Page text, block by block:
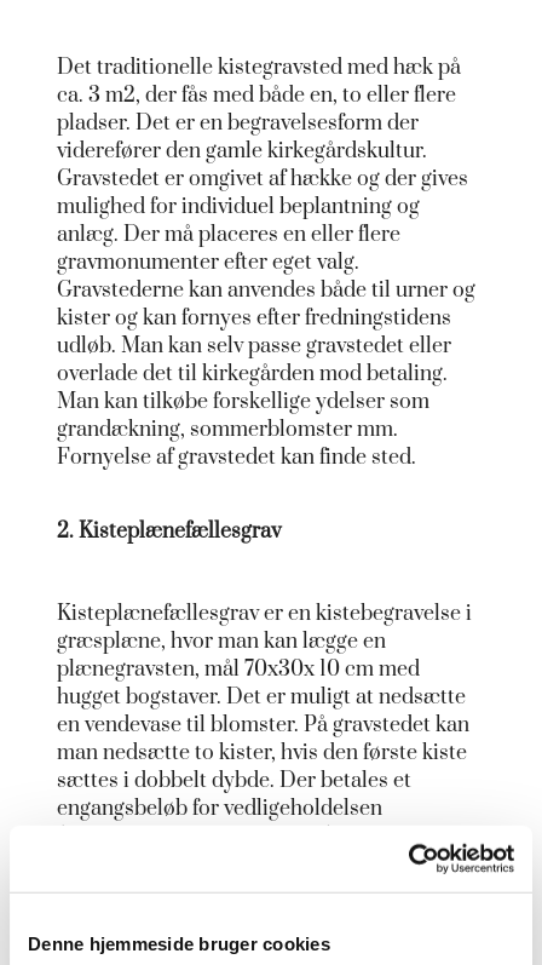
Denne hjemmeside bruger cookies
Det traditionelle kistegravsted med hæk på
ca. 3 m2, der fås med både en, to eller flere
pladser. Det er en begravelsesform der
viderefører den gamle kirkegårdskultur.
Gravstedet er omgivet af hække og der gives
mulighed for individuel beplantning og
anlæg. Der må placeres en eller flere
gravmonumenter efter eget valg.
Gravstederne kan anvendes både til urner og
kister og kan fornyes efter fredningstidens
udløb. Man kan selv passe gravstedet eller
overlade det til kirkegården mod betaling.
Man kan tilkøbe forskellige ydelser som
grandækning, sommerblomster mm.
Fornyelse af gravstedet kan finde sted.
2. Kisteplænefællesgrav
Kisteplænefællesgrav er en kistebegravelse i
græsplæne, hvor man kan lægge en
plænegravsten, mål 70x30x 10 cm med
hugget bogstaver. Det er muligt at nedsætte
en vendevase til blomster. På gravstedet kan
man nedsætte to kister, hvis den første kiste
sættes i dobbelt dybde. Der betales et
engangsbeløb for vedligeholdelsen
erhvervelsen på hele fredningstiden. Man kan
godt nedsætte en urne efter begravelsen af en